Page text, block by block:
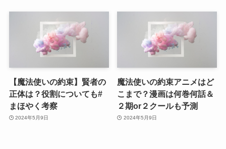
【魔法使いの約束】賢者の
正体は？役割についても#
まほやく考察
2024年5月9日
魔法使いの約束アニメはど
こまで？漫画は何巻何話＆
２期or２クールも予測
2024年5月9日